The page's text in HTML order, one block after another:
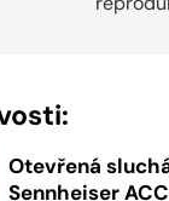
Otevřená
Sennheiser